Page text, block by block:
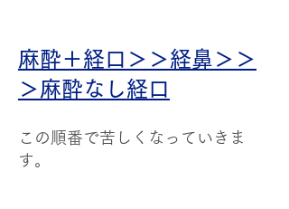
麻酔＋経口＞＞経鼻＞＞
＞麻酔なし経口
この順番で苦しくなっていきま
す。